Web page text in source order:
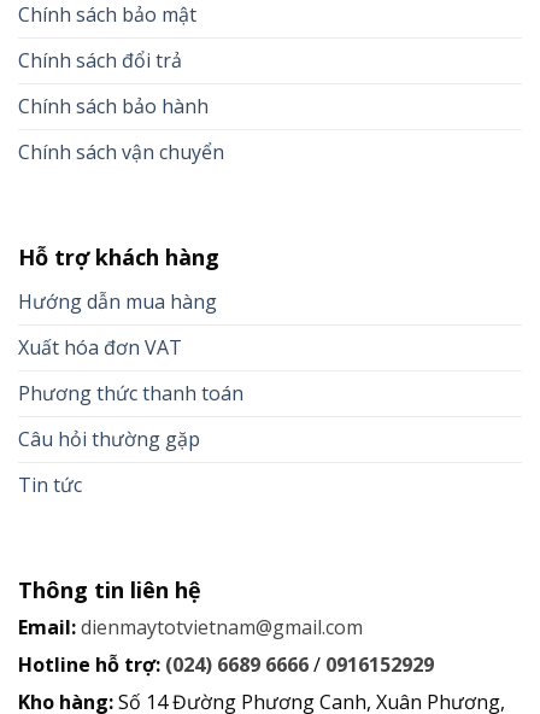
Chính sách bảo mật
Chính sách đổi trả
Chính sách bảo hành
Chính sách vận chuyển
Hỗ trợ khách hàng
Hướng dẫn mua hàng
Xuất hóa đơn VAT
Phương thức thanh toán
Câu hỏi thường gặp
Tin tức
Thông tin liên hệ
Email:dienmaytotvietnam@gmail.com
Hotline hỗ trợ: (024) 6689 6666/ 0916152929
Kho hàng:Số 14 Đường Phương Canh, Xuân Phương,